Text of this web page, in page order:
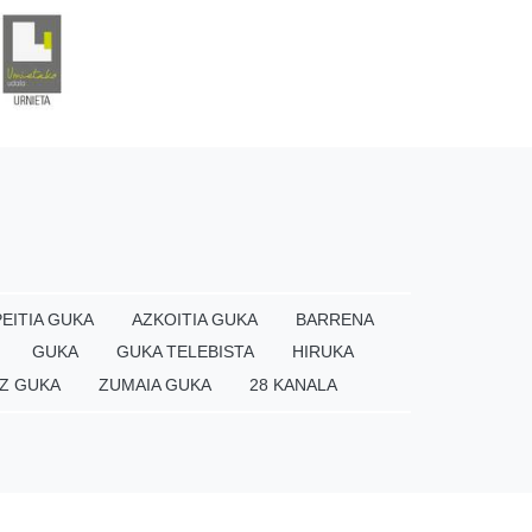
GUKA AZKOITIA GUKA
BARRENA
GUKA GUKA TELEBISTA
HIRUKA
GUKA ZUMAIA GUKA 28 KANALA